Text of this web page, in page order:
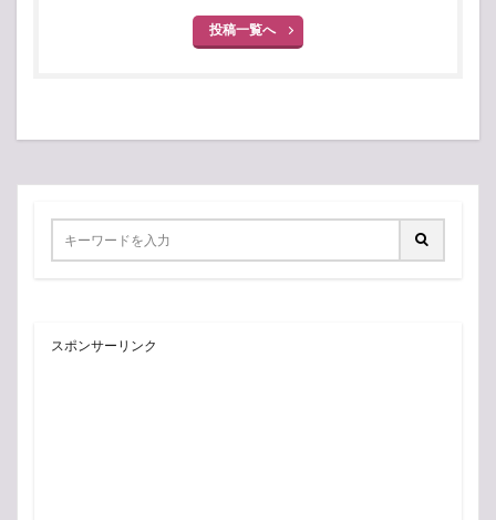
投稿一覧へ
スポンサーリンク